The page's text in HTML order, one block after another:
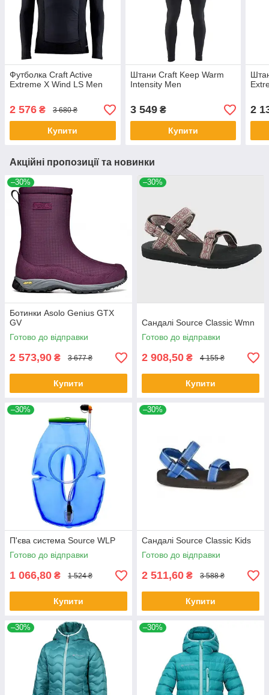
Футболка Craft Active
Extreme X Wind LS Men
2 576 ₴ 3 680 ₴
Купити
Штани Craft Keep Warm
Intensity Men
3 549₴
Купити
2
Акційні пропозиції та новинки
–30%
Ботинки Asolo Genius GTX
GV
Готово до відправки
2 573,90 ₴ 3 677 ₴
Купити
–30%
Сандалі Source Classic Wmn
Готово до відправки
2 908,50 ₴ 4 155 ₴
Купити
–30%
П'єва система Source WLP
Готово до відправки
1 066,80 ₴ 1 524 ₴
Купити
–30%
Сандалі Source Classic Kids
Готово до відправки
2 511,60 ₴ 3 588 ₴
Купити
–30% –30%